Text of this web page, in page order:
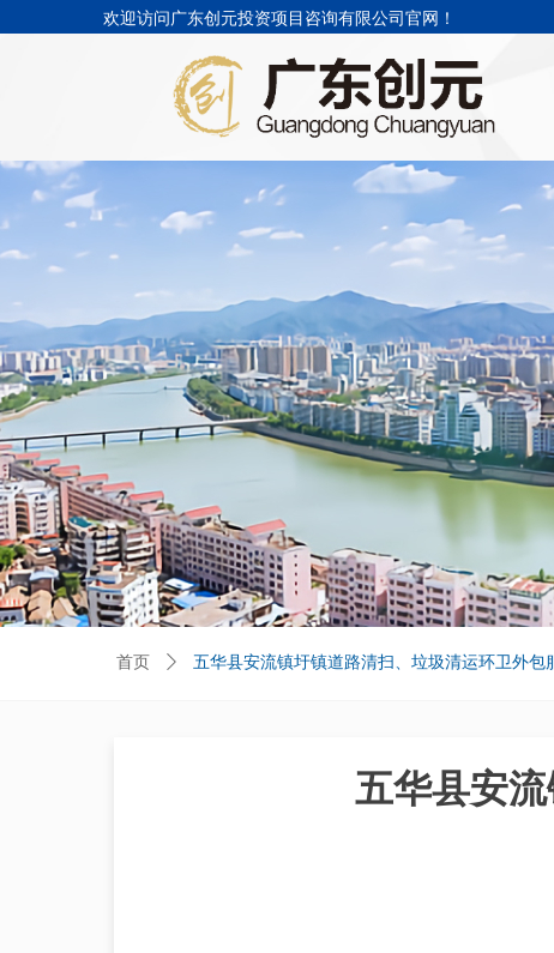
欢迎访问广东创元投资项目咨询有限公司官网！
首页 ꄲ 五华县安流镇圩镇道路清扫、垃圾清运环卫外包
五华县安